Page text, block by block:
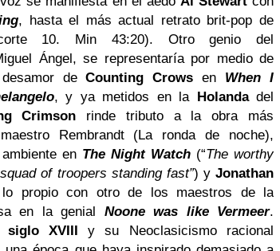
, hasta el más actual retrato brit-pop de
10. Min 43:20). Otro genio del
Ángel, se representaría por medio de
deCounting Crows en When I
, y ya metidos en la Holandadel
Crimson rinde tributo a la obra más
Rembrandt (La ronda de noche),
en The Night Watch (“The worthy
of troopers standing fast”) yJonathan
propio con otro de los maestros de la
en la genial Noone was like Vermeer.
siglo XVIII y su Neoclasicismo racional